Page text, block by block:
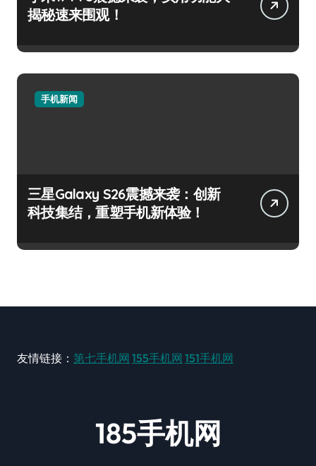
揭秘速来围观！
手机新闻
三星Galaxy S26震撼来袭：创新
科技集结，重塑手机新体验！
友情链接： 第七手机网 155手机网 151手机网
185手机网